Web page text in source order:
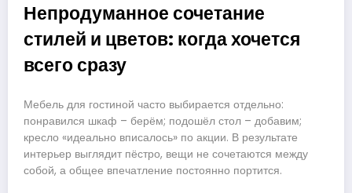
Непродуманное сочетание
стилей и цветов: когда хочется
всего сразу
Мебель для гостиной часто выбирается отдельно:
понравился шкаф – берём; подошёл стол – добавим;
кресло «идеально вписалось» по акции. В результате
интерьер выглядит пёстро, вещи не сочетаются между
собой, а общее впечатление постоянно портится.